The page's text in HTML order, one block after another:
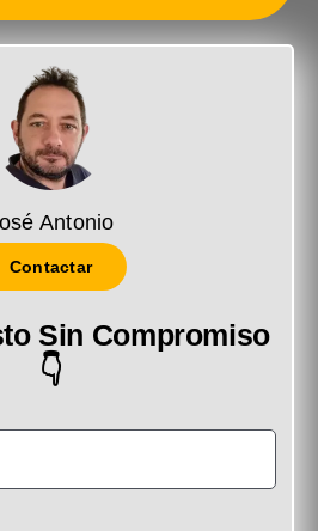
Antonio
Contactar
Sin Compromiso
👇